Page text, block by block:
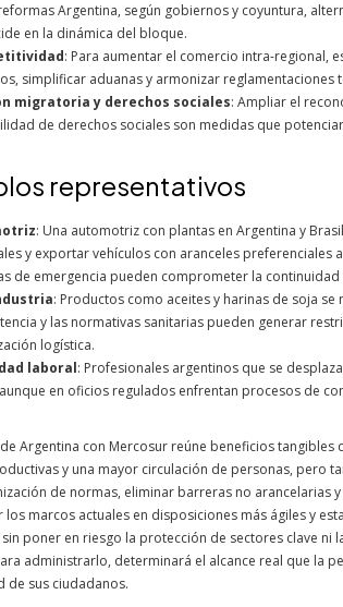
Argentina, según gobiernos y coyuntura,
en la dinámica del bloque.
: Para aumentar el comercio intra-regional,
simplificar aduanas y armonizar reglamentaciones
migratoria y derechos sociales: Ampliar el
de derechos sociales son medidas que
representativos
: Una automotriz con plantas en Argentina y
y exportar vehículos con aranceles
de emergencia pueden comprometer la
: Productos como aceites y harinas de soja
y las normativas sanitarias pueden generar
logística.
laboral: Profesionales argentinos que se
en oficios regulados enfrentan procesos de
Argentina con Mercosur reúne beneficios
y una mayor circulación de personas, pero
de normas, eliminar barreras no arancelarias
los marcos actuales en disposiciones más ágiles y
poner en riesgo la protección de sectores clave
administrarlo, determinará el alcance real que la
de sus ciudadanos.